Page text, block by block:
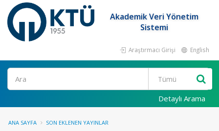
Akademik Veri Yönetim
Sistemi
Araştırmacı Girişi English
Ara
Detaylı Arama
ANA SAYFA SON EKLENEN YAYINLAR